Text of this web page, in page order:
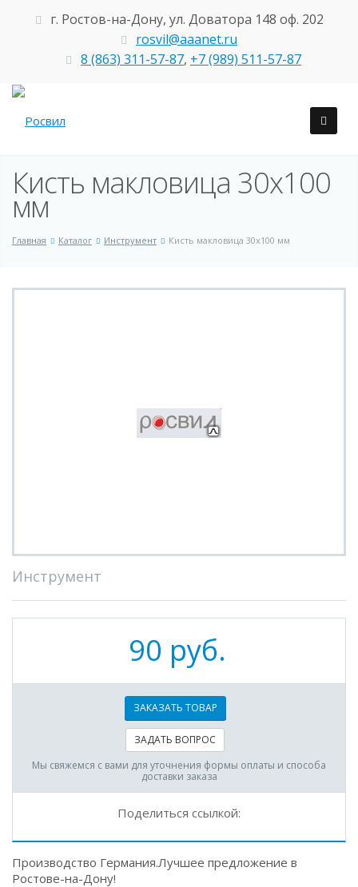
г. Ростов-на-Дону, ул. Доватора 148 оф. 202
rosvil@aaanet.ru
8 (863) 311-57-87, +7 (989) 511-57-87
Кисть макловица 30х100
мм
Главная Каталог Инструмент Кисть макловица 30х100 мм
Инструмент
90 руб.
ЗАКАЗАТЬ ТОВАР
ЗАДАТЬ ВОПРОС
Мы свяжемся с вами для уточнения формы оплаты и способа
доставки заказа
Поделиться ссылкой:
Производство Германия.Лучшее предложение в
Ростове-на-Дону!